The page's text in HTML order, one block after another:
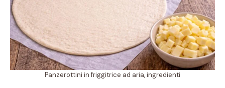
Panzerottini in friggitrice ad aria, ingredienti